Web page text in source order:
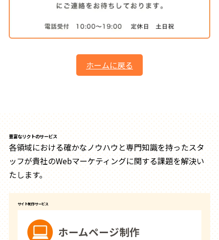
ホームに戻る
豊富なリクトのサービス
各領域における確かなノウハウと専門知識を持ったスタ
ッフが貴社のWebマーケティングに関する課題を解決い
たします。
サイト制作サービス
ホームページ制作